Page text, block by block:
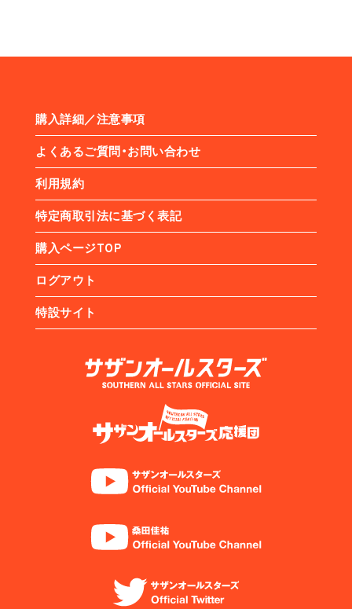
購入詳細／注意事項
よくあるご質問・お問い合わせ
利用規約
特定商取引法に基づく表記
購入ページTOP
ログアウト
特設サイト